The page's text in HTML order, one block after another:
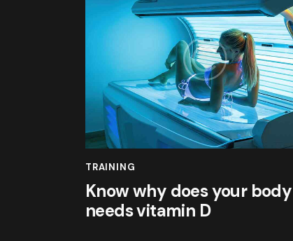
TRAINING
Know why does your body
needs vitamin D